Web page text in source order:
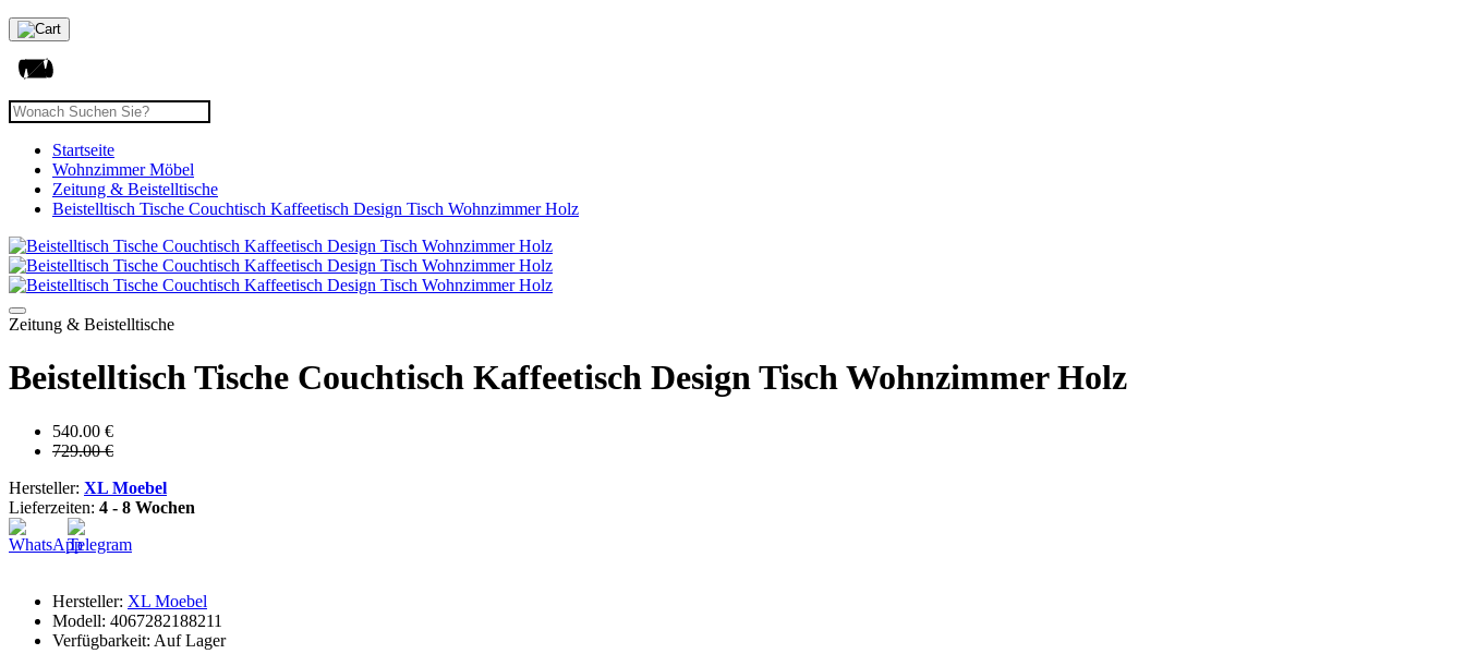
Startseite
Wohnzimmer Möbel
Zeitung & Beistelltische
Beistelltisch Tische Couchtisch Kaffeetisch Design Tisch Wohnzimmer Holz
Zeitung & Beistelltische
Beistelltisch Tische Couchtisch Kaffeetisch Design Tisch Wohnzimmer Holz
540.00 €
729.00 €
Hersteller: XL Moebel
Lieferzeiten: 4 - 8 Wochen
Hersteller: XL Moebel
Modell: 4067282188211
Verfügbarkeit: Auf Lager